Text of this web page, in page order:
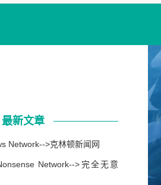
最新文章
Network-->克林顿新闻网
Network-->完全无意